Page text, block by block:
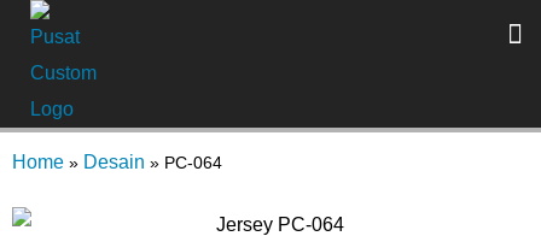
Home » Desain » PC-064